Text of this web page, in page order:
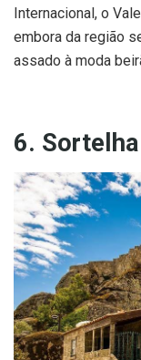
Internacional, o
embora da região
assado à moda
6. Sortelha